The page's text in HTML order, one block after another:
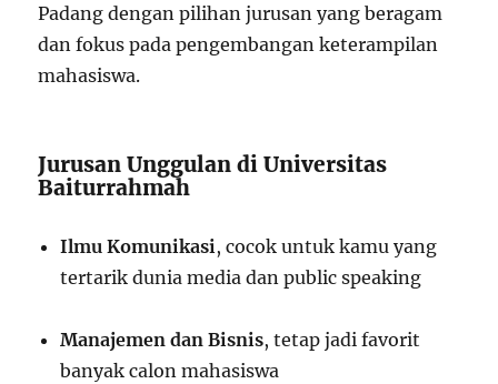
Padang dengan pilihan jurusan yang beragam
dan fokus pada pengembangan keterampilan
mahasiswa.
Jurusan Unggulan di Universitas
Baiturrahmah
Ilmu Komunikasi , cocok untuk kamu yang
tertarik dunia media dan public speaking
Manajemen dan Bisnis, tetap jadi favorit
banyak calon mahasiswa